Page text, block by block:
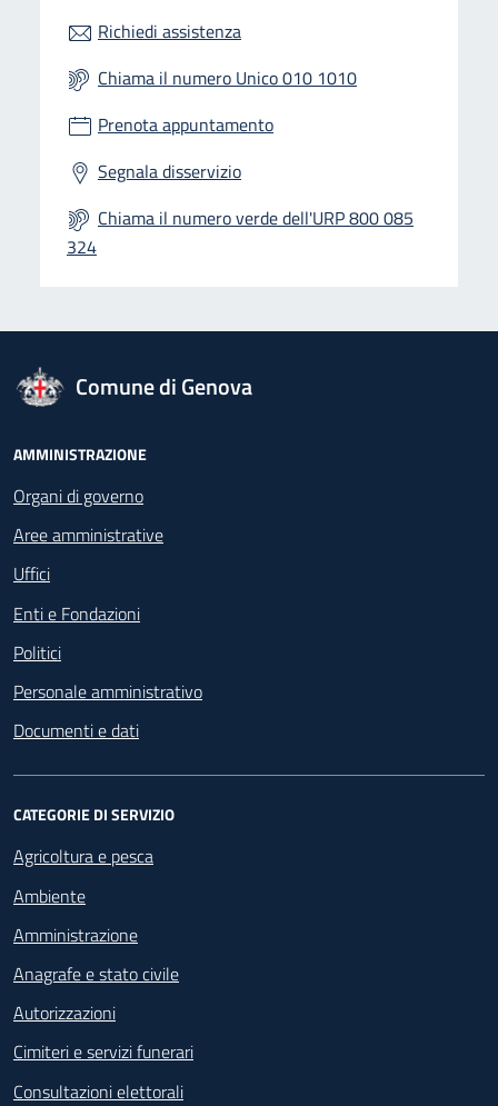
Richiedi assistenza
Chiama il numero Unico 010 1010
Prenota appuntamento
Segnala disservizio
Chiama il numero verde dell'URP 800 085
324
logo Unione Europea
Comune di Genova
Footer - Navigazione
AMMINISTRAZIONE
Organi di governo
Aree amministrative
Uffici
Enti e Fondazioni
Politici
Personale amministrativo
Documenti e dati
CATEGORIE DI SERVIZIO
Agricoltura e pesca
Ambiente
Amministrazione
Anagrafe e stato civile
Autorizzazioni
Cimiteri e servizi funerari
Consultazioni elettorali